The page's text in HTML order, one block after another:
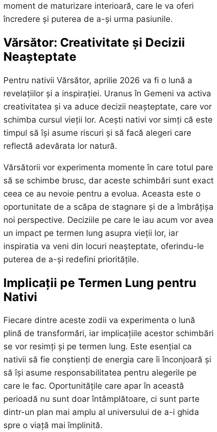
moment de maturizare interioară, care le va oferi
încredere și puterea de a-și urma pasiunile.
Vărsător: Creativitate și Decizii
Neașteptate
Pentru nativii Vărsător, aprilie 2026 va fi o lună a
revelațiilor și a inspirației. Uranus în Gemeni va activa
creativitatea și va aduce decizii neașteptate, care vor
schimba cursul vieții lor. Acești nativi vor simți că este
timpul să își asume riscuri și să facă alegeri care
reflectă adevărata lor natură.
Vărsătorii vor experimenta momente în care totul pare
să se schimbe brusc, dar aceste schimbări sunt exact
ceea ce au nevoie pentru a evolua. Aceasta este o
oportunitate de a scăpa de stagnare și de a îmbrățișa
noi perspective. Deciziile pe care le iau acum vor avea
un impact pe termen lung asupra vieții lor, iar
inspiratia va veni din locuri neașteptate, oferindu-le
puterea de a-și redefini prioritățile.
Implicații pe Termen Lung pentru
Nativi
Fiecare dintre aceste zodii va experimenta o lună
plină de transformări, iar implicațiile acestor schimbări
se vor resimți și pe termen lung. Este esențial ca
nativii să fie conștienți de energia care îi înconjoară și
să își asume responsabilitatea pentru alegerile pe
care le fac. Oportunitățile care apar în această
perioadă nu sunt doar întâmplătoare, ci sunt parte
dintr-un plan mai amplu al universului de a-i ghida
spre o viață mai împlinită.